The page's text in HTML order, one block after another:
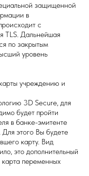
защищенной
в
с
TLS. Дальнейшая
по закрытым
уровень
учреждению и
3D Secure, для
будет пройти
в банке-эмитенте
этого Вы будете
карту. Вид
это дополнительный
карта переменных